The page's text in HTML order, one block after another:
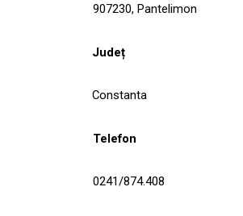
907230, Pantelimon
Județ
Constanta
Telefon
0241/874.408